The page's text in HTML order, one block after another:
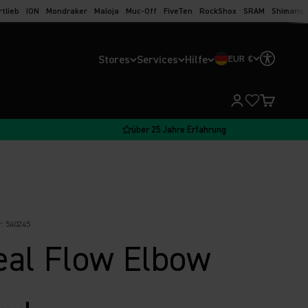
ION Mondraker Maloja Muc-Off FiveTen RockShox SRAM Shimano
Stores Services Hilfe EUR €
über 25 Jahre Erfahrung
540245
Flow Elbow